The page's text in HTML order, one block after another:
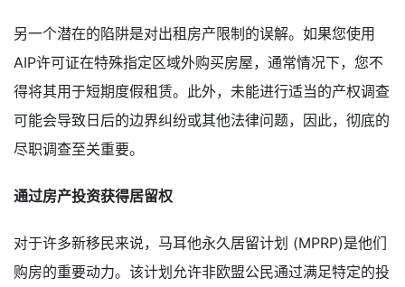
另一个潜在的陷阱是对出租房产限制的误解。如果您使用
AIP许可证在特殊指定区域外购买房屋，通常情况下，您不
得将其用于短期度假租赁。此外，未能进行适当的产权调查
可能会导致日后的边界纠纷或其他法律问题，因此，彻底的
尽职调查至关重要。
通过房产投资获得居留权
对于许多新移民来说，马耳他永久居留计划 (MPRP)是他们
购房的重要动力。该计划允许非欧盟公民通过满足特定的投